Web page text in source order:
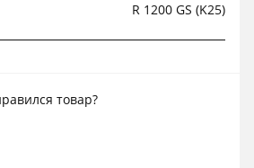
R 1200 GS (K25)
товар?